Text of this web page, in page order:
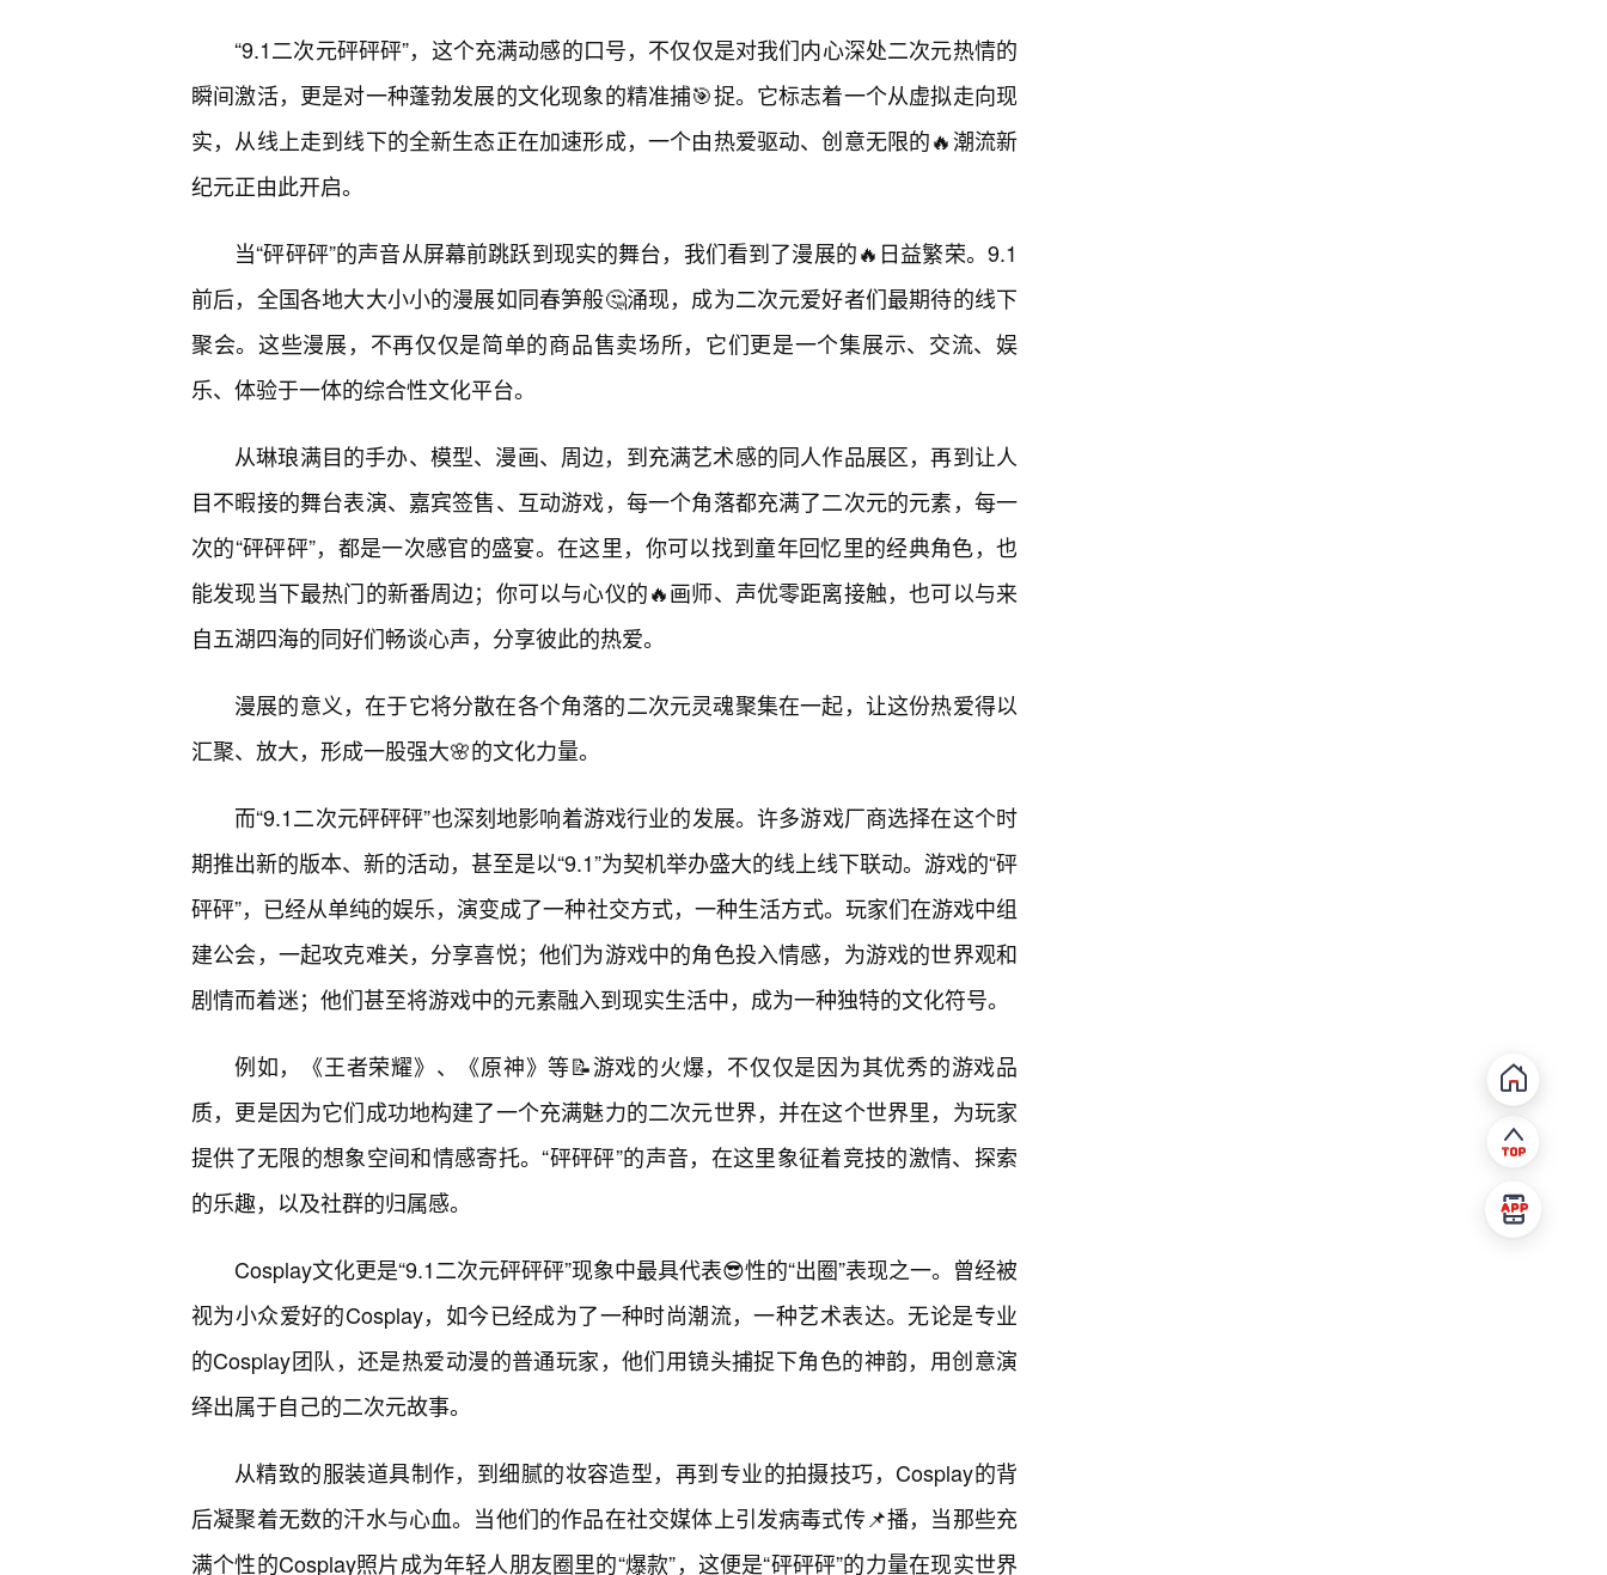
“9.1二次元砰砰砰”，这个充满动感的口号，不仅仅是对我们内心深处二次元热情的
瞬间激活，更是对一种蓬勃发展的文化现象的精准捕🎯捉。它标志着一个从虚拟走向现
实，从线上走到线下的全新生态正在加速形成，一个由热爱驱动、创意无限的🔥潮流新
纪元正由此开启。
当“砰砰砰”的声音从屏幕前跳跃到现实的舞台，我们看到了漫展的🔥日益繁荣。9.1
前后，全国各地大大小小的漫展如同春笋般🤔涌现，成为二次元爱好者们最期待的线下
聚会。这些漫展，不再仅仅是简单的商品售卖场所，它们更是一个集展示、交流、娱
乐、体验于一体的综合性文化平台。
从琳琅满目的手办、模型、漫画、周边，到充满艺术感的同人作品展区，再到让人
目不暇接的舞台表演、嘉宾签售、互动游戏，每一个角落都充满了二次元的元素，每一
次的“砰砰砰”，都是一次感官的盛宴。在这里，你可以找到童年回忆里的经典角色，也
能发现当下最热门的新番周边；你可以与心仪的🔥画师、声优零距离接触，也可以与来
自五湖四海的同好们畅谈心声，分享彼此的热爱。
漫展的意义，在于它将分散在各个角落的二次元灵魂聚集在一起，让这份热爱得以
汇聚、放大，形成一股强大🌸的文化力量。
而“9.1二次元砰砰砰”也深刻地影响着游戏行业的发展。许多游戏厂商选择在这个时
期推出新的版本、新的活动，甚至是以“9.1”为契机举办盛大的线上线下联动。游戏的“砰
砰砰”，已经从单纯的娱乐，演变成了一种社交方式，一种生活方式。玩家们在游戏中组
建公会，一起攻克难关，分享喜悦；他们为游戏中的角色投入情感，为游戏的世界观和
剧情而着迷；他们甚至将游戏中的元素融入到现实生活中，成为一种独特的文化符号。
例如，《王者荣耀》、《原神》等📝游戏的火爆，不仅仅是因为其优秀的游戏品
质，更是因为它们成功地构建了一个充满魅力的二次元世界，并在这个世界里，为玩家
提供了无限的想象空间和情感寄托。“砰砰砰”的声音，在这里象征着竞技的激情、探索
的乐趣，以及社群的归属感。
Cosplay文化更是“9.1二次元砰砰砰”现象中最具代表😎性的“出圈”表现之一。曾经被
视为小众爱好的Cosplay，如今已经成为了一种时尚潮流，一种艺术表达。无论是专业
的Cosplay团队，还是热爱动漫的普通玩家，他们用镜头捕捉下角色的神韵，用创意演
绎出属于自己的二次元故事。
从精致的服装道具制作，到细腻的妆容造型，再到专业的拍摄技巧，Cosplay的背
后凝聚着无数的汗水与心血。当他们的作品在社交媒体上引发病毒式传📌播，当那些充
满个性的Cosplay照片成为年轻人朋友圈里的“爆款”，这便是“砰砰砰”的力量在现实世界